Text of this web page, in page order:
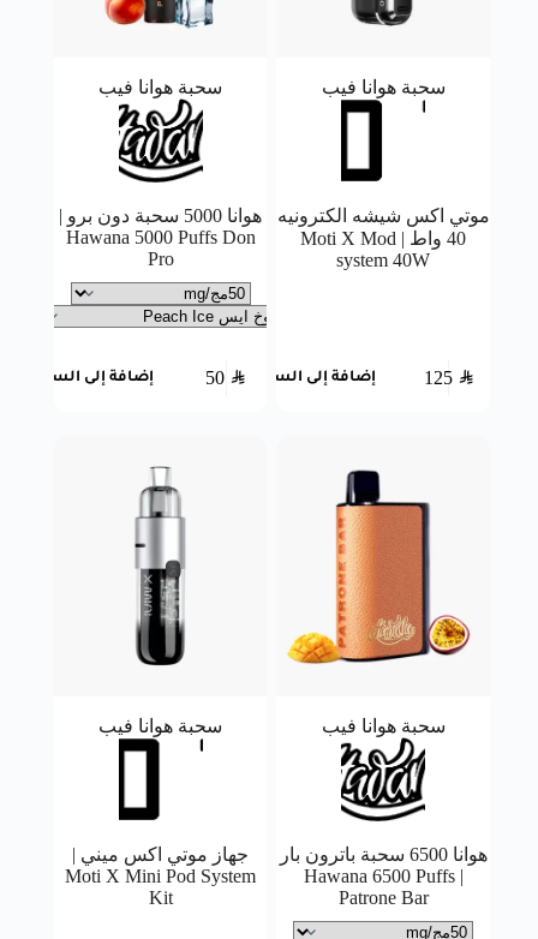
سحبة هوانا فيب
موتي اكس شيشه الكترونيه
40 واط | Moti X Mod
system 40W
125 SAR إضافة إلى السلة
سحبة هوانا فيب
هوانا 5000 سحبة دون برو |
Hawana 5000 Puffs Don
Pro
50 SAR إضافة إلى السلة
سحبة هوانا فيب
هوانا 6500 سحبة باترون بار
| Hawana 6500 Puffs
Patrone Bar
سحبة هوانا فيب
جهاز موتي اكس ميني |
Moti X Mini Pod System
Kit